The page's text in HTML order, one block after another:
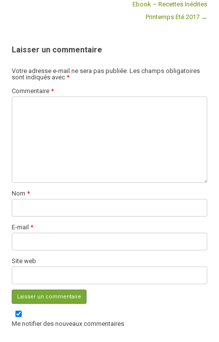
Ebook – Recettes Inédites
Printemps Eté 2017 →
Laisser un commentaire
Votre adresse e-mail ne sera pas publiée. Les champs obligatoires
sont indiqués avec *
Commentaire *
Nom *
E-mail *
Site web
Me notifier des nouveaux commentaires